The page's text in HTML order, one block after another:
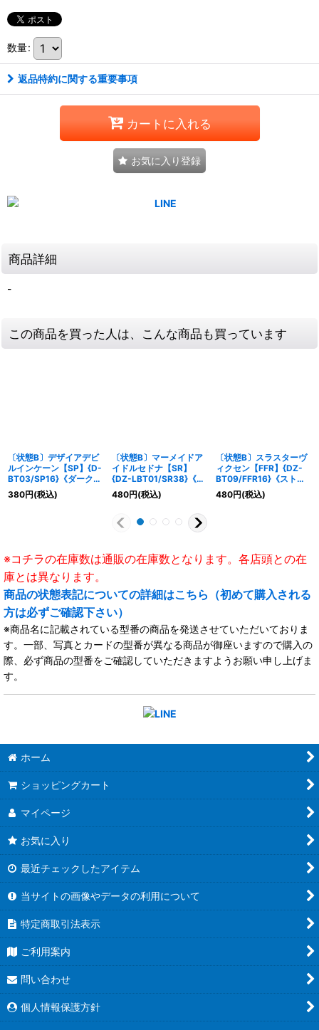
数量:
返品特約に関する重要事項
カートに入れる
お気に入り登録
商品詳細
-
この商品を買った人は、こんな商品も買っています
〔状態B〕デザイアデビ
ルインケーン【SP】{D-
BT03/SP16}《ダークス
テイツ》
380円(税込)
〔状態B〕マーメイドア
イドルセドナ【SR】
{DZ-LBT01/SR38}《リ
リカルモナステリオ》
480円(税込)
〔状態B〕スラスターヴ
ィクセン【FFR】{DZ-
BT09/FFR16}《ストイ
ケイア》
480円(税込)
※コチラの在庫数は通販の在庫数となります。各店頭との在
庫とは異なります。
商品の状態表記についての詳細はこちら（初めて購入される
方は必ずご確認下さい）
※商品名に記載されている型番の商品を発送させていただいておりま
す。一部、写真とカードの型番が異なる商品が御座いますので購入の
際、必ず商品の型番をご確認していただきますようお願い申し上げま
す。
ホーム
ショッピングカート
マイページ
お気に入り
最近チェックしたアイテム
当サイトの画像やデータの利用について
特定商取引法表示
ご利用案内
問い合わせ
個人情報保護方針